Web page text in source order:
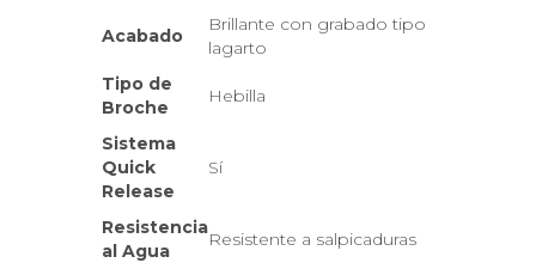
Acabado
Brillante con grabado tipo
lagarto
Tipo de
Broche
Hebilla
Sistema
Quick
Release
Sí
Resistencia
al Agua
Resistente a salpicaduras